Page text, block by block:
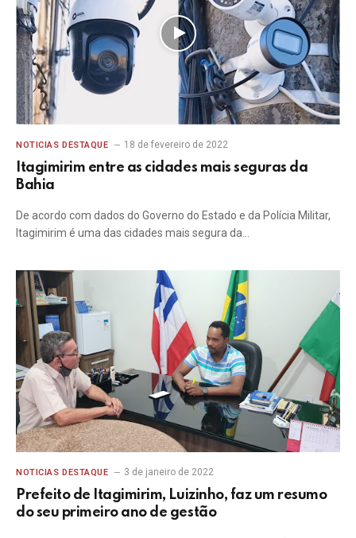
NOTICIAS DESTAQUE 18 de fevereiro de 2022
Itagimirim entre as cidades mais seguras da
Bahia
De acordo com dados do Governo do Estado e da Polícia Militar,
Itagimirim é uma das cidades mais segura da…
NOTICIAS DESTAQUE 3 de janeiro de 2022
Prefeito de Itagimirim, Luizinho, faz um resumo
do seu primeiro ano de gestão